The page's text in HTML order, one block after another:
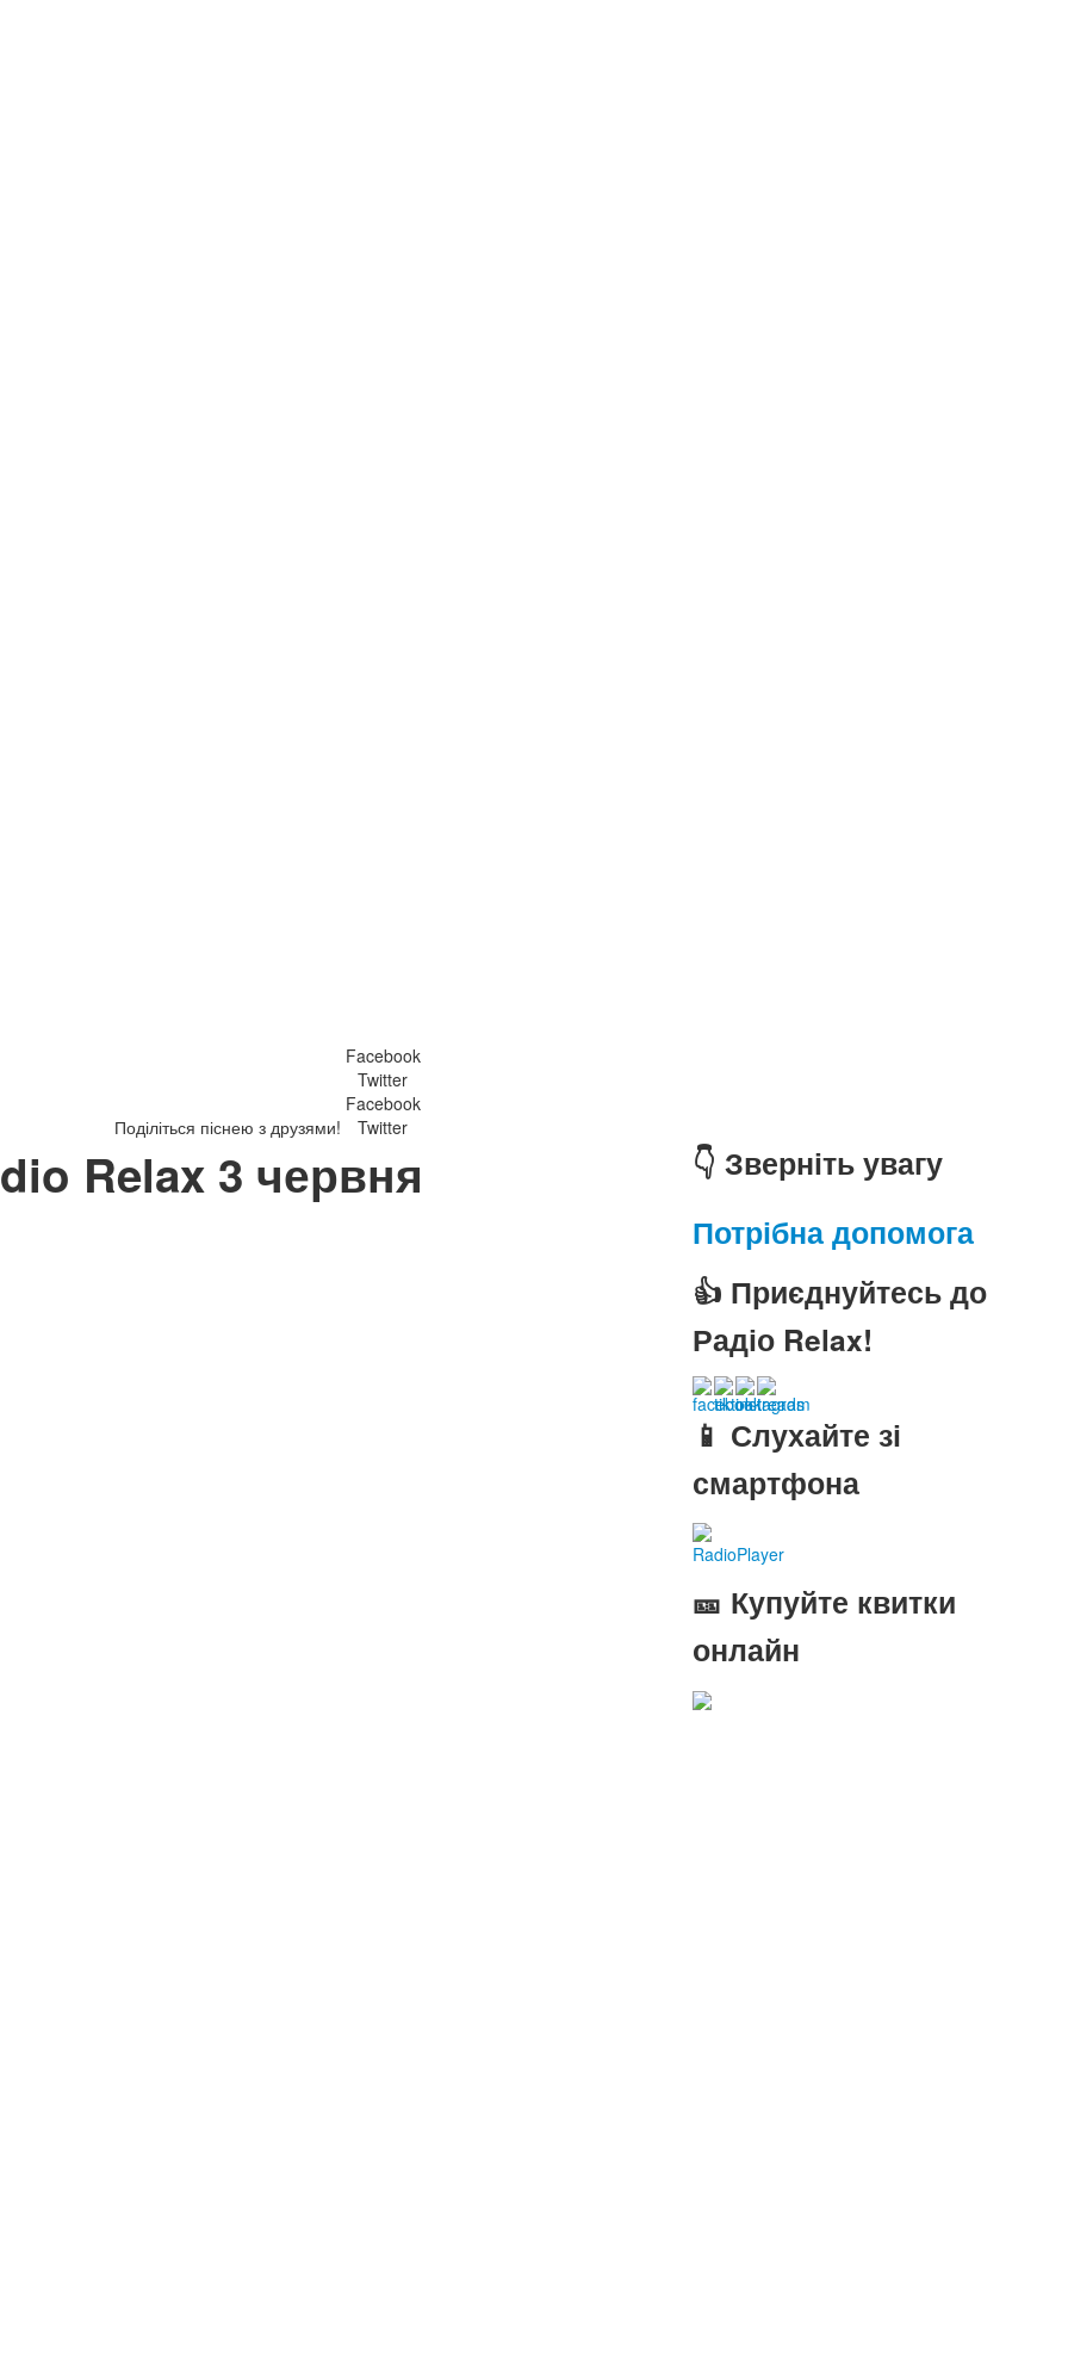
Поділіться піснею з друзями!
Facebook
Twitter
Facebook
Twitter
Relax 3 червня
👇 Зверніть увагу
Потрібна допомога
👍 Приєднуйтесь до
Радіо Relax!
📱 Слухайте зі
смартфона
RadioPlayer
🎫 Купуйте квитки
онлайн